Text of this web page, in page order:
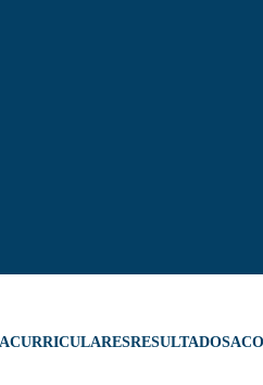
RESULTADOS